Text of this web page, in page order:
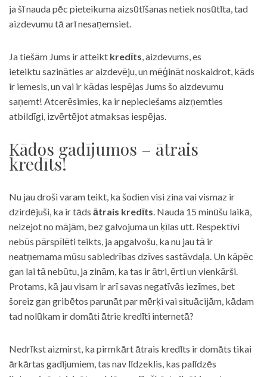
ja šī nauda pēc pieteikuma aizsūtīšanas netiek nosūtīta, tad
aizdevumu tā arī nesaņemsiet.
Ja tiešām Jums ir atteikt kredīts, aizdevums, es
ieteiktu sazināties ar aizdevēju, un mēģināt noskaidrot, kāds
ir iemesls, un vai ir kādas iespējas Jums šo aizdevumu
saņemt! Atcerēsimies, ka ir nepieciešams aizņemties
atbildīgi, izvērtējot atmaksas iespējas.
Kādos gadījumos – ātrais
kredīts!
Nu jau droši varam teikt, ka šodien visi zina vai vismaz ir
dzirdējuši, ka ir tāds ātrais kredīts. Nauda 15 minūšu laikā,
neizejot no mājām, bez galvojuma un ķīlas utt. Respektīvi
nebūs pārspīlēti teikts, ja apgalvošu, ka nu jau tā ir
neatņemama mūsu sabiedrības dzīves sastāvdaļa. Un kāpēc
gan lai tā nebūtu, ja zinām, ka tas ir ātri, ērti un vienkārši.
Protams, kā jau visam ir arī savas negatīvās iezīmes, bet
šoreiz gan gribētos parunāt par mērķi vai situācijām, kādam
tad nolūkam ir domāti ātrie kredīti internetā?
Nedrīkst aizmirst, ka pirmkārt ātrais kredīts ir domāts tikai
ārkārtas gadījumiem, tas nav līdzeklis, kas palīdzēs